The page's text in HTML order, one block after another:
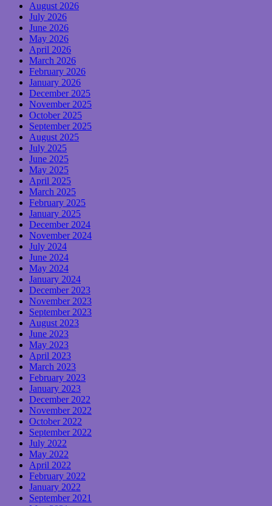
August 2026
July 2026
June 2026
May 2026
April 2026
March 2026
February 2026
January 2026
December 2025
November 2025
October 2025
September 2025
August 2025
July 2025
June 2025
May 2025
April 2025
March 2025
February 2025
January 2025
December 2024
November 2024
July 2024
June 2024
May 2024
January 2024
December 2023
November 2023
September 2023
August 2023
June 2023
May 2023
April 2023
March 2023
February 2023
January 2023
December 2022
November 2022
October 2022
September 2022
July 2022
May 2022
April 2022
February 2022
January 2022
September 2021